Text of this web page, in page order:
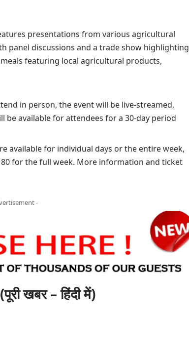
presentations from various agricultural
panel discussions and a trade show highlighting
featuring local agricultural products,
in person, the event will be live-streamed,
available for attendees for a 30-day period
available for individual days or the entire week,
for the full week. More information and ticket
-
खबर – हिंदी में)